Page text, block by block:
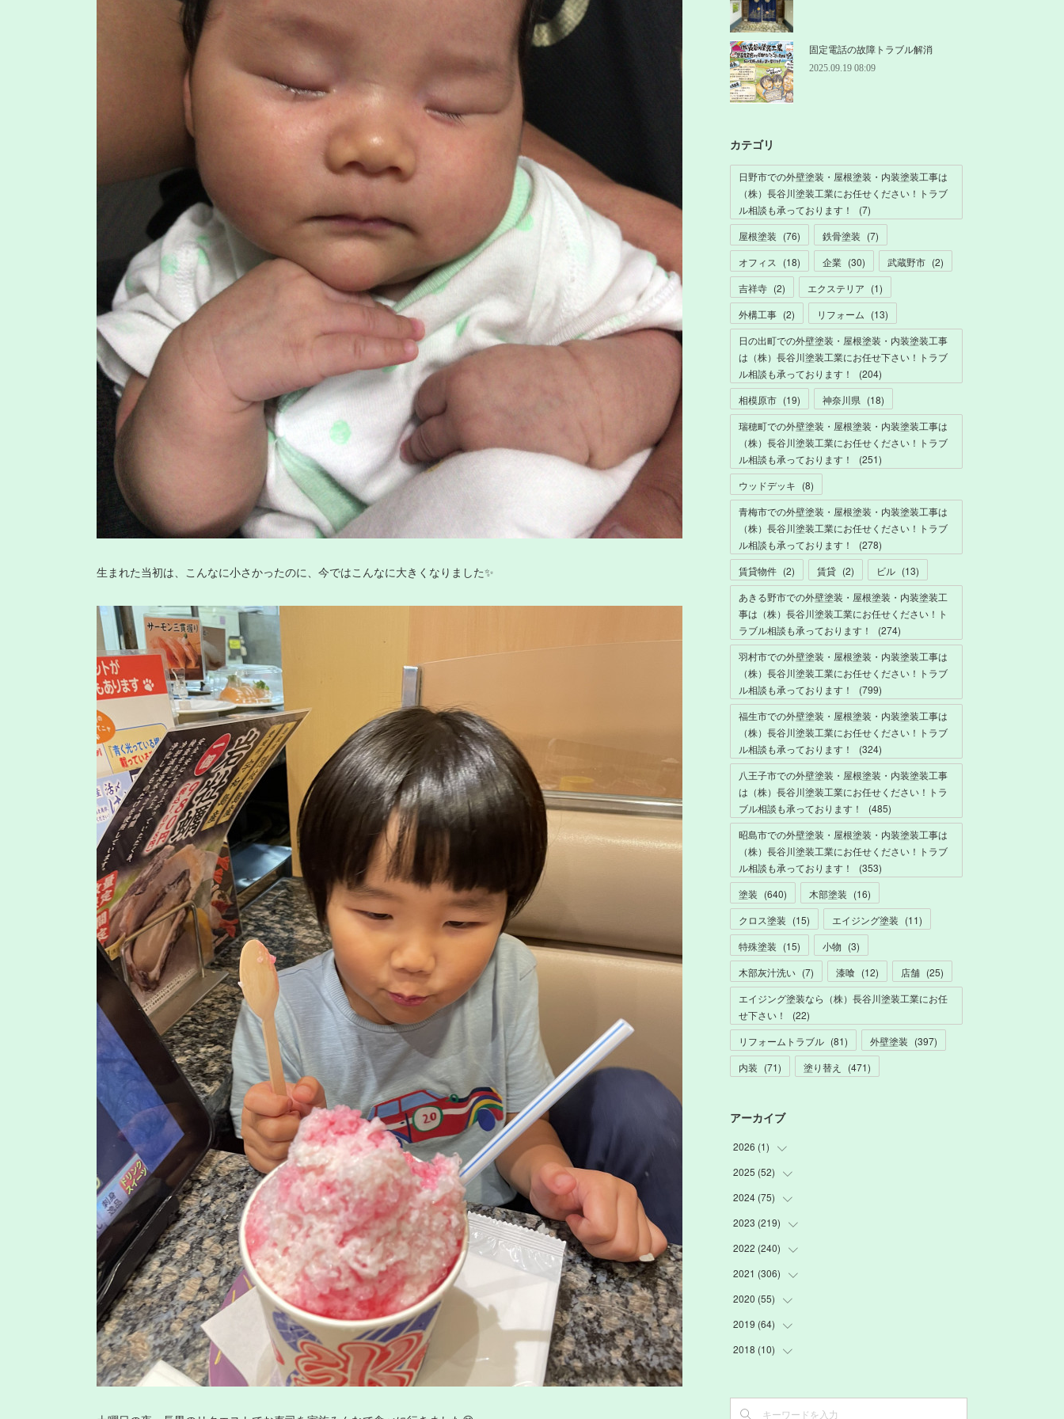
生まれた当初は、こんなに小さかったのに、今ではこんなに大きくなりました✨
固定電話の故障トラブル解消
2025.09.19 08:09
カテゴリ
日野市での外壁塗装・屋根塗装・内装塗装工事は
（株）長谷川塗装工業にお任せください！トラブ
ル相談も承っております！
(7)
屋根塗装 (76) 鉄骨塗装 (7)
オフィス
(18) 企業 (30) 武蔵野市 (2)
吉祥寺 (2) エクステリア (1)
外構工事 (2) リフォーム (13)
日の出町での外壁塗装・屋根塗装・内装塗装工事
は（株）長谷川塗装工業にお任せ下さい！トラブ
ル相談も承っております！
(204)
相模原市 (19) 神奈川県 (18)
瑞穂町での外壁塗装・屋根塗装・内装塗装工事は
（株）長谷川塗装工業にお任せください！トラブ
ル相談も承っております！
(251)
ウッドデッキ (8)
青梅市での外壁塗装・屋根塗装・内装塗装工事は
（株）長谷川塗装工業にお任せください！トラブ
ル相談も承っております！
(278)
賃貸物件 (2) 賃貸 (2) ビル (13)
あきる野市での外壁塗装・屋根塗装・内装塗装工
事は（株）長谷川塗装工業にお任せください！ト
ラブル相談も承っております！
(274)
羽村市での外壁塗装・屋根塗装・内装塗装工事は
（株）長谷川塗装工業にお任せください！トラブ
ル相談も承っております！
(799)
福生市での外壁塗装・屋根塗装・内装塗装工事は
（株）長谷川塗装工業にお任せください！トラブ
ル相談も承っております！
(324)
八王子市での外壁塗装・屋根塗装・内装塗装工事
は（株）長谷川塗装工業にお任せください！トラ
ブル相談も承っております！
(485)
昭島市での外壁塗装・屋根塗装・内装塗装工事は
（株）長谷川塗装工業にお任せください！トラブ
ル相談も承っております！
(353)
塗装 (640) 木部塗装 (16)
クロス塗装 (15) エイジング塗装 (11)
特殊塗装 (15) 小物 (3)
木部灰汁洗い (7) 漆喰 (12) 店舗 (25)
エイジング塗装なら（株）長谷川塗装工業にお任
せ下さい！
(22)
リフォームトラブル (81) 外壁塗装 (397)
内装 (71) 塗り替え (471)
アーカイブ
2026 (1)
(1
2025 (52)
(3
(2)
(6)
(22
(16
)
(3
2024 (75)
(9)
(13
(12
(1
(4
(16
2023 (219)
(20
(18
(15
)
(13
)
(19
)
(20)
2022 (240)
(21
(20
)
(20
)
(20
)
(20)
2021 (306)
(24
)
(26
)
(23
)
(24)
2020 (55)
(3
(2
(3)
2019 (64)
(3
(15)
2018 (10)
(6)